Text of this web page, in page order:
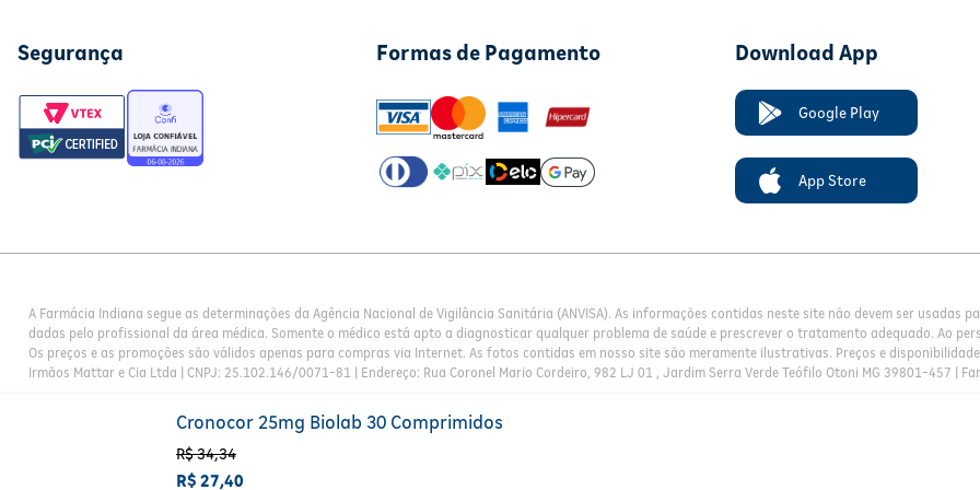
Cronocor 25mg Biolab 30 Comprimidos
R$34,34
R$ 27,40
Segurança Formas de Pagamento Download App
Google Play
App Store
A Farmácia Indiana segue as determinações da Agência Nacional de Vigilância Sanitária (ANVISA). As informações contidas neste site não devem ser
dadas pelo profissional da área médica. Somente o médico está apto a diagnosticar qualquer problema de saúde e prescrever o tratamento adequado. Ao
Os preços e as promoções são válidos apenas para compras via Internet. As fotos contidas em nosso site são meramente ilustrativas. Preços e
Irmãos Mattar e Cia Ltda | CNPJ: 25.102.146/0071-81 | Endereço: Rua Coronel Mario Cordeiro, 982 LJ 01 , Jardim Serra Verde Teófilo Otoni MG 39801-457 |